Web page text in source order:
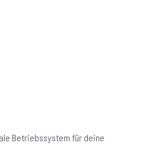
Betriebssystem für deine